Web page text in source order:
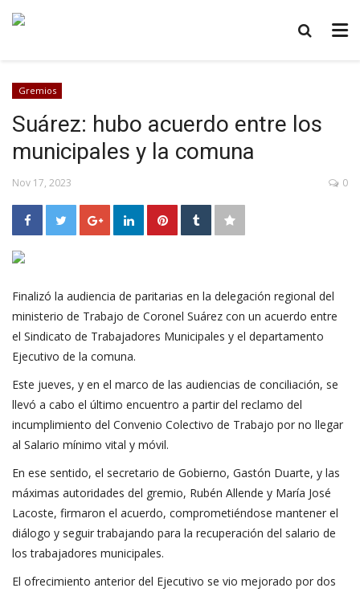
Gremios
Suárez: hubo acuerdo entre los
municipales y la comuna
Nov 17, 2023 0
Finalizó la audiencia de paritarias en la delegación regional del
ministerio de Trabajo de Coronel Suárez con un acuerdo entre
el Sindicato de Trabajadores Municipales y el departamento
Ejecutivo de la comuna.
Este jueves, y en el marco de las audiencias de conciliación, se
llevó a cabo el último encuentro a partir del reclamo del
incumplimiento del Convenio Colectivo de Trabajo por no llegar
al Salario mínimo vital y móvil.
En ese sentido, el secretario de Gobierno, Gastón Duarte, y las
máximas autoridades del gremio, Rubén Allende y María José
Lacoste, firmaron el acuerdo, comprometiéndose mantener el
diálogo y seguir trabajando para la recuperación del salario de
los trabajadores municipales.
El ofrecimiento anterior del Ejecutivo se vio mejorado por dos